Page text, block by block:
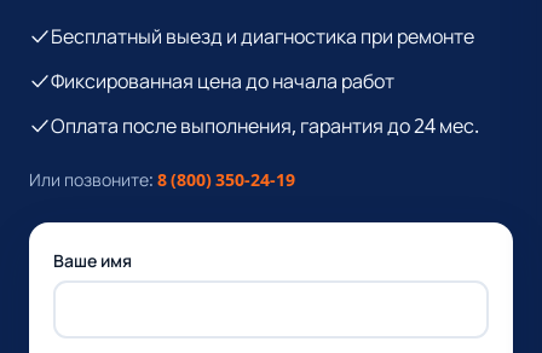
Бесплатный выезд и диагностика при ремонте
Фиксированная цена до начала работ
Оплата после выполнения, гарантия до 24 мес.
Или позвоните: 8 (800) 350-24-19
Ваше имя